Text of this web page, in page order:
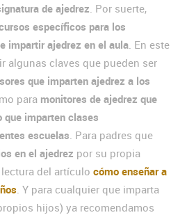
de ajedrez . Por suerte,
específicos para los
impartir ajedrez en el aula . En este
algunas claves que pueden ser
que imparten ajedrez a los
para monitores de ajedrez que
que imparten clases
escuelas . Para padres que
en el ajedrez por su propia
del artículo cómo enseñar a
. Y para cualquier que imparta
hijos) ya recomendamos